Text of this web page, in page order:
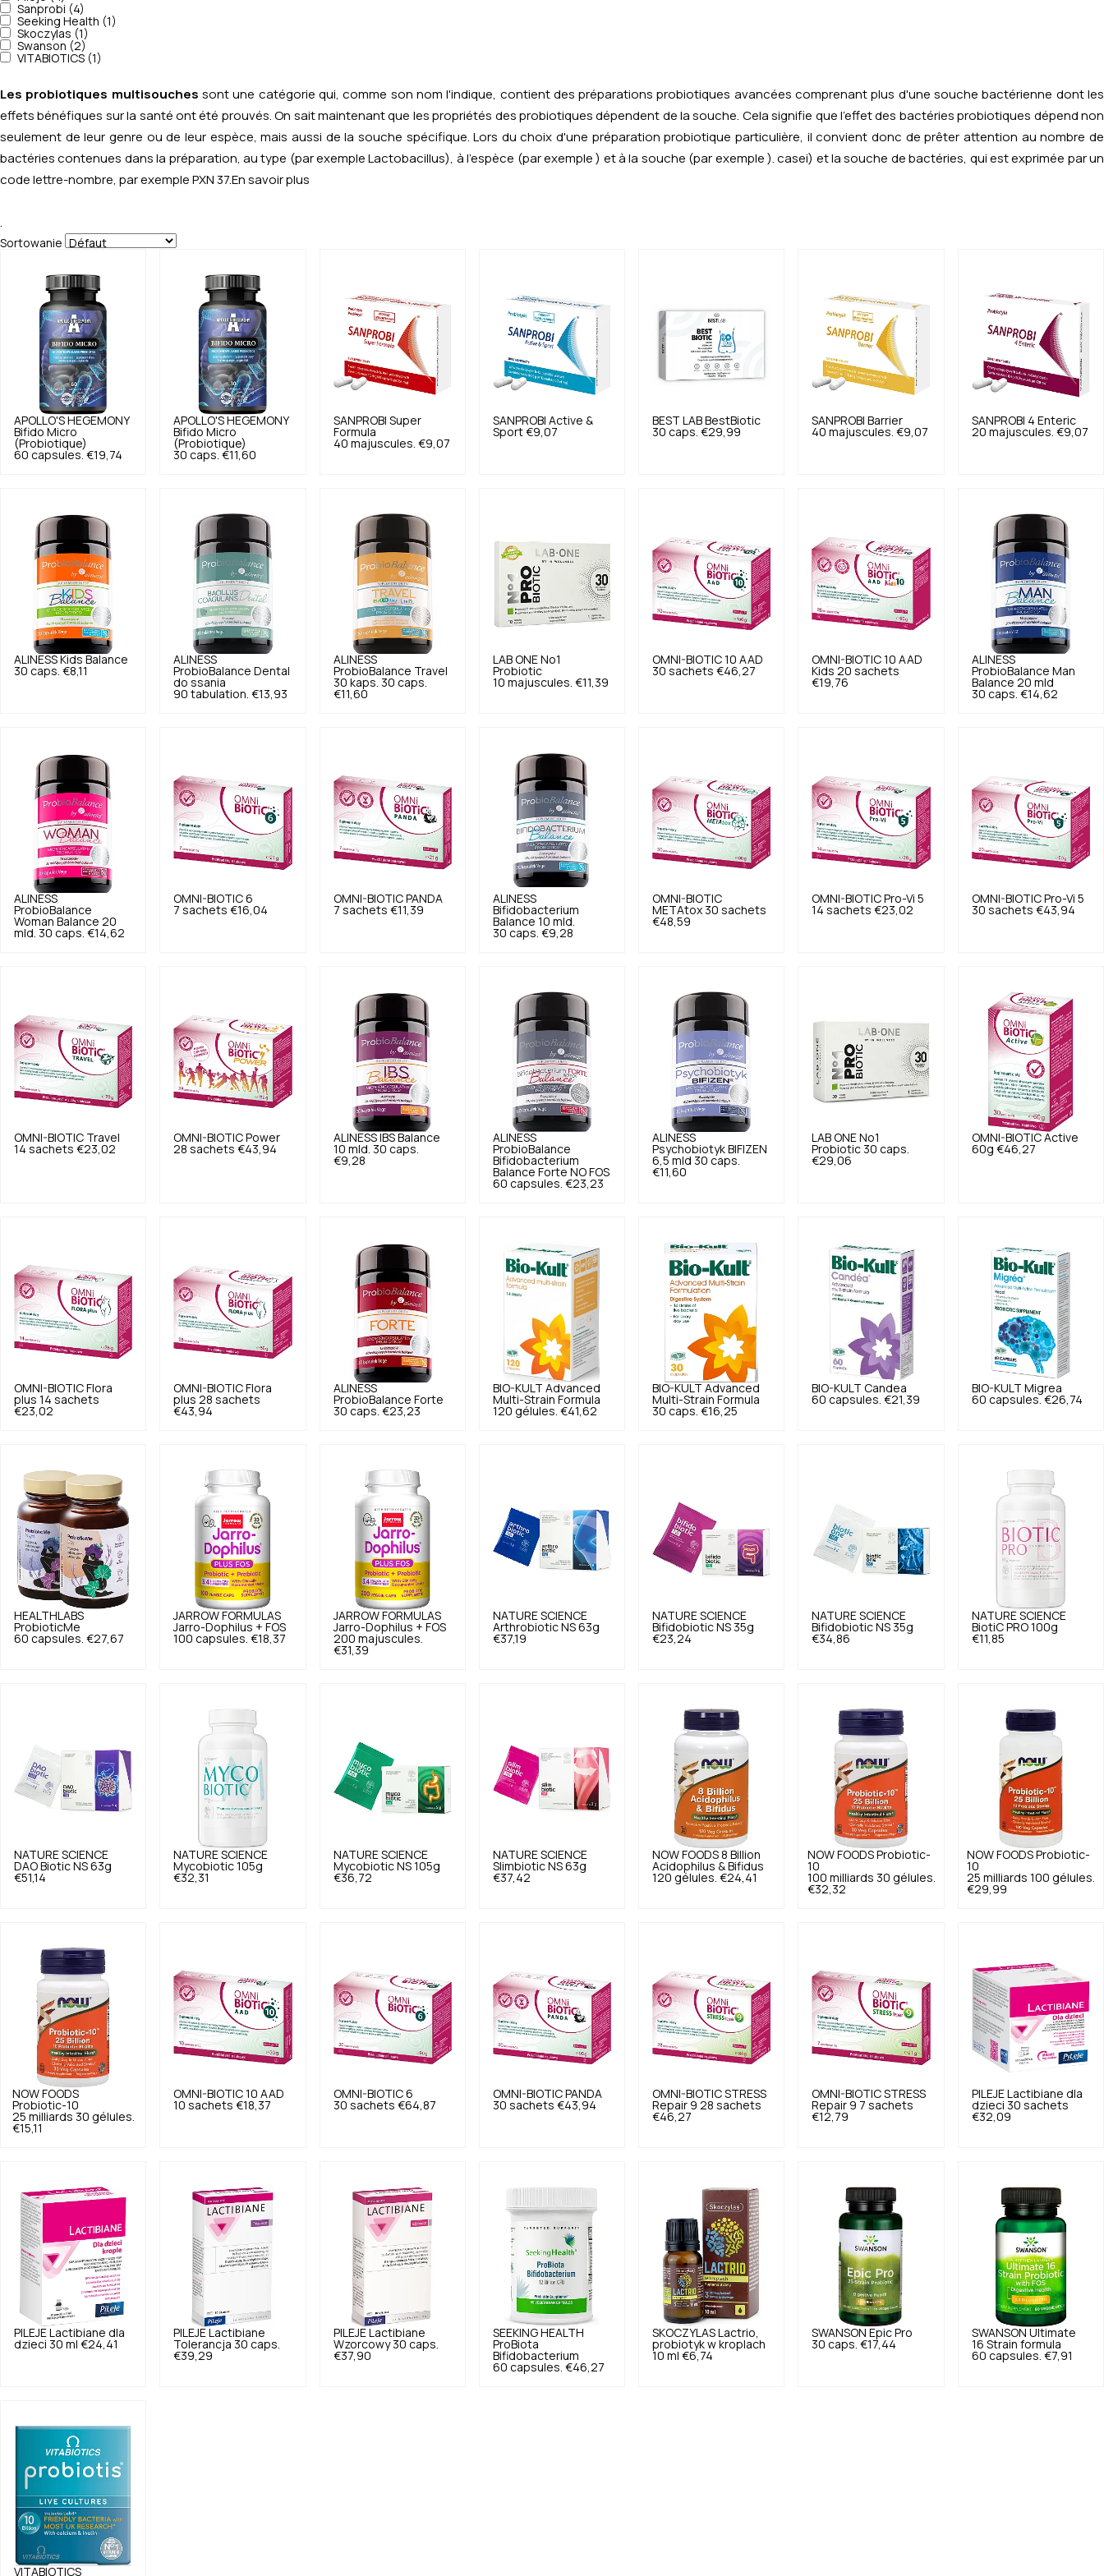
Sanprobi (4)
Seeking Health (1)
Skoczylas (1)
Swanson (2)
VITABIOTICS (1)
Les probiotiques multisouches sont une catégorie qui, comme son nom l'indique, contient des préparations probiotiques avancées comprenant plus d'une souche bactérienne dont les
effets bénéfiques sur la santé ont été prouvés.On sait maintenant que les propriétés des probiotiques dépendent de la souche. Cela signifie que l'effet des bactéries probiotiques dépend non
seulement de leur genre ou de leur espèce, mais aussi de la souche spécifique. Lors du choix d'une préparation probiotique particulière, il convient donc de prêter attention au nombre de
bactéries contenues dans la préparation, au type (par exempleLactobacillus), à l'espèce (par exemple) et à la souche (par exemple ).casei) et la souche de bactéries, qui est exprimée par un
code lettre-nombre, par exemple PXN 37. En savoir plus
Sortowanie
APOLLO'S HEGEMONY
Bifido Micro
(Probiotique)
60 capsules. €19,74
APOLLO'S HEGEMONY
Bifido Micro
(Probiotique)
30 caps. €11,60
SANPROBI Super
Formula
40 majuscules. €9,07
SANPROBI Active &
Sport €9,07
BEST LAB BestBiotic
30 caps. €29,99
SANPROBI Barrier
40 majuscules. €9,07
SANPROBI 4 Enteric
20 majuscules. €9,07
ALINESS Kids Balance
30 caps. €8,11
ALINESS
ProbioBalance Dental
do ssania
90 tabulation. €13,93
ALINESS
ProbioBalance Travel
30 kaps. 30 caps.
€11,60
LAB ONE No1
Probiotic
10 majuscules. €11,39
OMNI-BIOTIC 10 AAD
30 sachets €46,27
OMNI-BIOTIC 10 AAD
Kids 20 sachets
€19,76
ALINESS
ProbioBalance Man
Balance 20 mld
30 caps. €14,62
ALINESS
ProbioBalance
Woman Balance 20
mld. 30 caps. €14,62
OMNI-BIOTIC 6
7 sachets €16,04
OMNI-BIOTIC PANDA
7 sachets €11,39
ALINESS
Bifidobacterium
Balance 10 mld.
30 caps. €9,28
OMNI-BIOTIC
METAtox 30 sachets
€48,59
OMNI-BIOTIC Pro-Vi 5
14 sachets €23,02
OMNI-BIOTIC Pro-Vi 5
30 sachets €43,94
OMNI-BIOTIC Travel
14 sachets €23,02
OMNI-BIOTIC Power
28 sachets €43,94
ALINESS
IBS Balance
10 mld. 30 caps.
€9,28
ALINESS
ProbioBalance
Bifidobacterium
Balance Forte NO FOS
60 capsules. €23,23
ALINESS
Psychobiotyk BIFIZEN
6,5 mld 30 caps.
€11,60
LAB ONE No1
Probiotic 30 caps.
€29,06
OMNI-BIOTIC Active
60g €46,27
OMNI-BIOTIC Flora
plus 14 sachets
€23,02
OMNI-BIOTIC Flora
plus 28 sachets
€43,94
ALINESS
ProbioBalance Forte
30 caps. €23,23
BIO-KULT Advanced
Multi-Strain Formula
120 gélules. €41,62
BIO-KULT Advanced
Multi-Strain Formula
30 caps. €16,25
BIO-KULT Candea
60 capsules. €21,39
BIO-KULT Migrea
60 capsules. €26,74
HEALTHLABS
ProbioticMe
60 capsules. €27,67
JARROW FORMULAS
Jarro-Dophilus + FOS
100 capsules. €18,37
JARROW FORMULAS
Jarro-Dophilus + FOS
200 majuscules.
€31,39
NATURE SCIENCE
Arthrobiotic NS 63g
€37,19
NATURE SCIENCE
Bifidobiotic NS 35g
€23,24
NATURE SCIENCE
Bifidobiotic NS 35g
€34,86
NATURE SCIENCE
BiotiC PRO 100g
€11,85
NATURE SCIENCE
DAO Biotic NS 63g
€51,14
NATURE SCIENCE
Mycobiotic 105g
€32,31
NATURE SCIENCE
Mycobiotic NS 105g
€36,72
NATURE SCIENCE
Slimbiotic NS 63g
€37,42
NOW FOODS 8 Billion
Acidophilus & Bifidus
120 gélules. €24,41
NOW FOODS Probiotic-
10
100 milliards 30 gélules.
€32,32
NOW FOODS Probiotic-
10
25 milliards 100 gélules.
€29,99
NOW FOODS
Probiotic-10
25 milliards 30 gélules.
€15,11
OMNI-BIOTIC 10 AAD
10 sachets €18,37
OMNI-BIOTIC 6
30 sachets €64,87
OMNI-BIOTIC PANDA
30 sachets €43,94
OMNI-BIOTIC STRESS
Repair 9 28 sachets
€46,27
OMNI-BIOTIC STRESS
Repair 9 7 sachets
€12,79
PILEJE
Lactibiane dla
dzieci 30 sachets
€32,09
PILEJE
Lactibiane dla
dzieci 30 ml €24,41
PILEJE
Lactibiane
Tolerancja 30 caps.
€39,29
PILEJE
Lactibiane
Wzorcowy 30 caps.
€37,90
SEEKING HEALTH
ProBiota
Bifidobacterium
60 capsules. €46,27
SKOCZYLAS
Lactrio,
probiotyk w kroplach
10 ml €6,74
SWANSON Epic Pro
30 caps. €17,44
SWANSON Ultimate
16 Strain formula
60 capsules. €7,91
VITABIOTICS